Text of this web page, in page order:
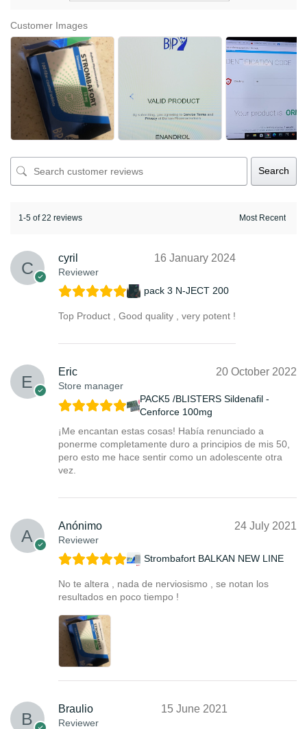
Customer Images
Search
1-5 of 22 reviews
cyril
Reviewer
16 January 2024
pack 3 N-JECT 200
Top Product , Good quality , very potent !
Eric
Store manager
20 October 2022
PACK5 /BLISTERS Sildenafil -
Cenforce 100mg
¡Me encantan estas cosas! Había renunciado a
ponerme completamente duro a principios de mis 50,
pero esto me hace sentir como un adolescente otra
vez.
Anónimo
Reviewer
24 July 2021
Strombafort BALKAN NEW LINE
No te altera , nada de nerviosismo , se notan los
resultados en poco tiempo !
Braulio
Reviewer
15 June 2021